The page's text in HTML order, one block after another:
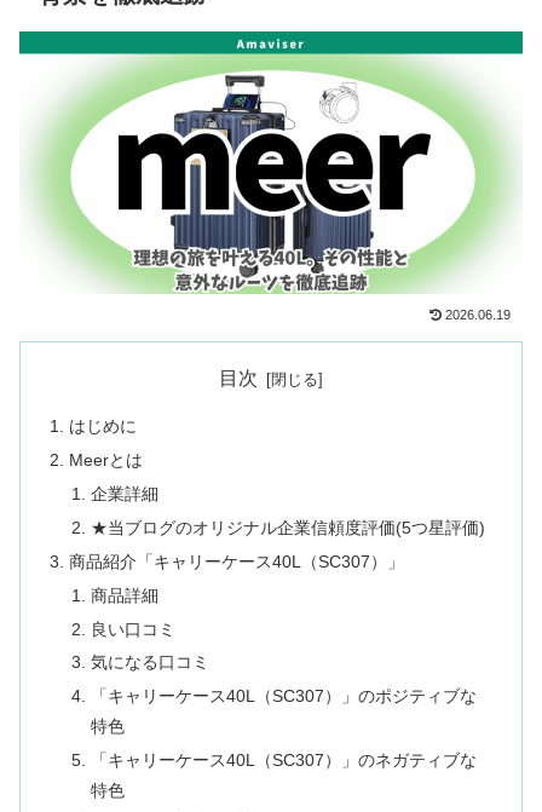
2026.06.19
目次
はじめに
Meerとは
企業詳細
★当ブログのオリジナル企業信頼度評価(5つ星評価)
商品紹介「キャリーケース40L（SC307）」
商品詳細
良い口コミ
気になる口コミ
「キャリーケース40L（SC307）」のポジティブな
特色
「キャリーケース40L（SC307）」のネガティブな
特色